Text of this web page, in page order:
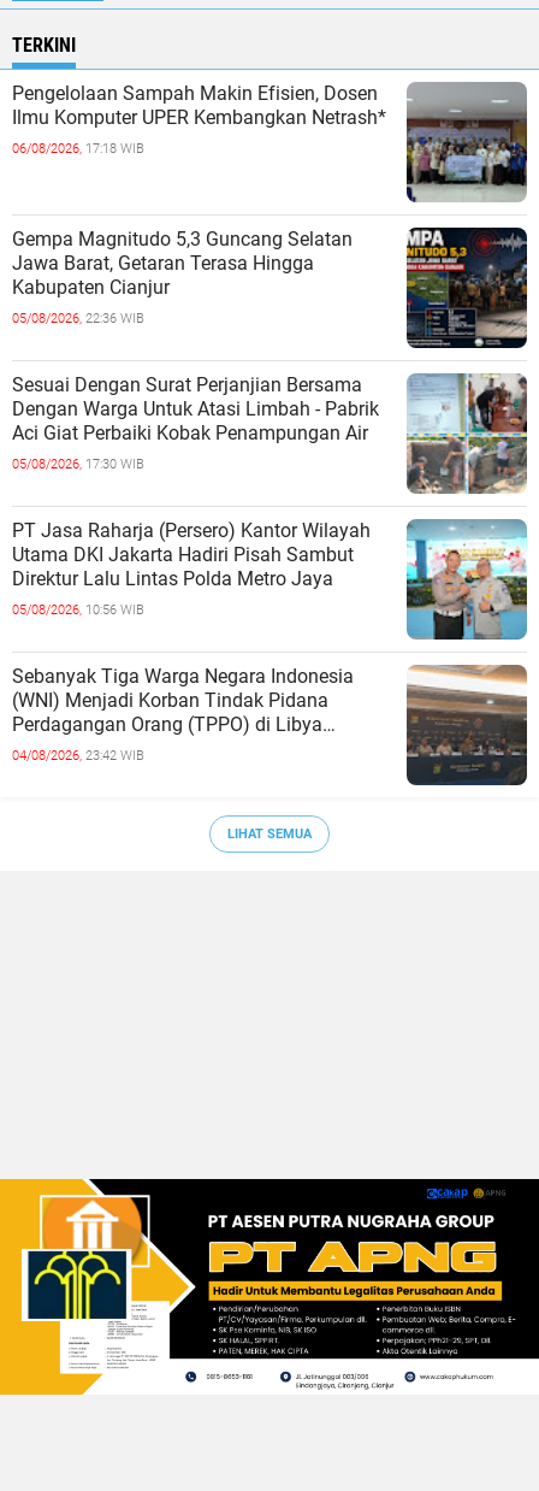
TERKINI
Pengelolaan Sampah Makin Efisien, Dosen
Ilmu Komputer UPER Kembangkan Netrash*
06/08/2026, 17:18 WIB
Gempa Magnitudo 5,3 Guncang Selatan
Jawa Barat, Getaran Terasa Hingga
Kabupaten Cianjur
05/08/2026, 22:36 WIB
Sesuai Dengan Surat Perjanjian Bersama
Dengan Warga Untuk Atasi Limbah - Pabrik
Aci Giat Perbaiki Kobak Penampungan Air
05/08/2026, 17:30 WIB
PT Jasa Raharja (Persero) Kantor Wilayah
Utama DKI Jakarta Hadiri Pisah Sambut
Direktur Lalu Lintas Polda Metro Jaya
05/08/2026, 10:56 WIB
Sebanyak Tiga Warga Negara Indonesia
(WNI) Menjadi Korban Tindak Pidana
Perdagangan Orang (TPPO) di Libya
Berhasil Dipulangkan Ke - Indonesia. Mereka
04/08/2026, 23:42 WIB
LIHAT SEMUA